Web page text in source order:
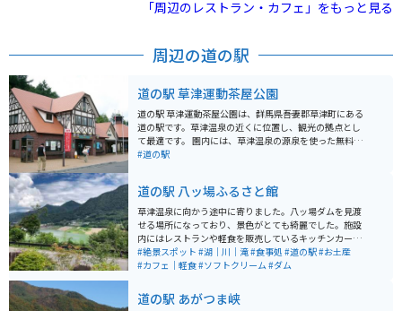
は格別。山頂へはマイカーやバイクの乗り入れができな
す。体力に自信があれば、「のぞき」付近の駐車場から
「周辺のレストラン・カフェ」をもっと見る
周辺の道の駅
道の駅 草津運動茶屋公園
道の駅 草津運動茶屋公園は、群馬県吾妻郡草津町にある
道の駅です。草津温泉の近くに位置し、観光の拠点とし
て最適です。 園内には、草津温泉の源泉を使った無料の
足湯があり、旅の疲れを癒すことができます。また、地
ャンプ場を利用するのがおすすめです。ここは、草津温
泉街にも近く、観光の拠点として最適です。 草津温泉
は、日本を代表する名湯として知られています。湯畑や
温泉街の散策など、見どころもたくさんあります。お土
産には、温泉饅頭や温泉たまごがおすすめです。
#道の駅
道の駅 八ッ場ふるさと館
草津温泉に向かう途中に寄りました。八ッ場ダムを見渡
せる場所になっており、景色がとても綺麗でした。施設
内にはレストランや軽食を販売しているキッチンカーな
ども停まっており、絶景を見ながらグルメを楽しむこと
ができます。足湯もありました。
#絶景スポット #湖｜川｜滝#食事処 #道の駅#お土産
#カフェ｜軽食#ソフトクリーム#ダム
道の駅 あがつま峡